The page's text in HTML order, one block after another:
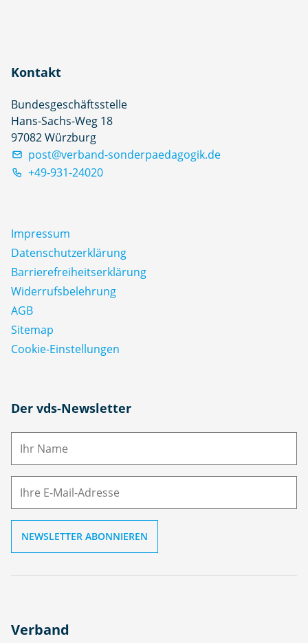
Kontakt
Bundesgeschäftsstelle
Hans-Sachs-Weg 18
97082 Würzburg
post@verband-sonderpaedagogik.de
+49-931-24020
Impressum
Datenschutz­erklärung
Barrierefreiheitserklärung
Widerrufsbelehrung
AGB
Sitemap
Cookie-Einstellungen
Der vds-Newsletter
N
M
Verband